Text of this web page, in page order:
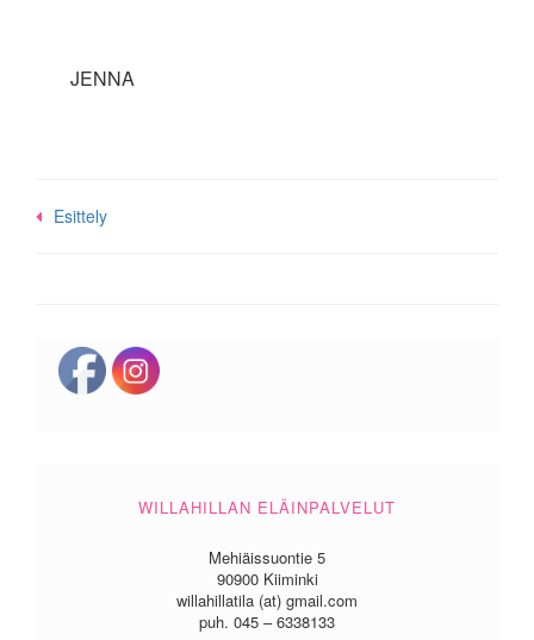
JENNA
Post
Esittely
WILLAHILLAN ELÄINPALVELUT
Mehiäissuontie 5
90900 Kiiminki
willahillatila (at) gmail.com
puh. 045 – 6338133